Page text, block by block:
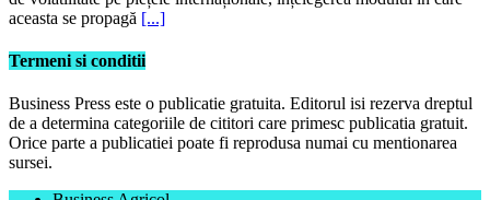
aceasta se propagă [...]
Termeni si conditii
Business Press este o publicatie gratuita. Editorul isi rezerva dreptul
de a determina categoriile de cititori care primesc publicatia gratuit.
Orice parte a publicatiei poate fi reprodusa numai cu mentionarea
sursei.